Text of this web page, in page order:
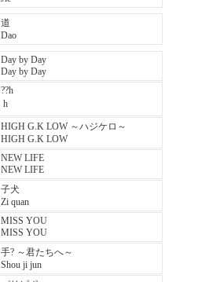
道
Dao
Day by Day
Day by Day
??h
 h
HIGH G.K LOW ～ハジケロ～
HIGH G.K LOW
NEW LIFE
NEW LIFE
子犬
Zi quan
MISS YOU
MISS YOU
手? ～君たちへ～
Shou ji jun